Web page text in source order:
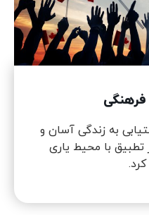
به زندگی آسان و
تطبیق با محیط یاری